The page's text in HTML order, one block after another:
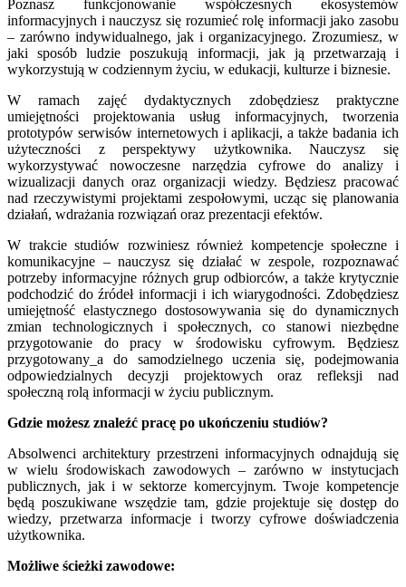
Poznasz funkcjonowanie współczesnych ekosystemów
informacyjnych i nauczysz się rozumieć rolę informacji jako zasobu
– zarówno indywidualnego, jak i organizacyjnego. Zrozumiesz, w
jaki sposób ludzie poszukują informacji, jak ją przetwarzają i
wykorzystują w codziennym życiu, w edukacji, kulturze i biznesie.
W ramach zajęć dydaktycznych zdobędziesz praktyczne
umiejętności projektowania usług informacyjnych, tworzenia
prototypów serwisów internetowych i aplikacji, a także badania ich
użyteczności z perspektywy użytkownika. Nauczysz się
wykorzystywać nowoczesne narzędzia cyfrowe do analizy i
wizualizacji danych oraz organizacji wiedzy. Będziesz pracować
nad rzeczywistymi projektami zespołowymi, ucząc się planowania
działań, wdrażania rozwiązań oraz prezentacji efektów.
W trakcie studiów rozwiniesz również kompetencje społeczne i
komunikacyjne – nauczysz się działać w zespole, rozpoznawać
potrzeby informacyjne różnych grup odbiorców, a także krytycznie
podchodzić do źródeł informacji i ich wiarygodności. Zdobędziesz
umiejętność elastycznego dostosowywania się do dynamicznych
zmian technologicznych i społecznych, co stanowi niezbędne
przygotowanie do pracy w środowisku cyfrowym. Będziesz
przygotowany_a do samodzielnego uczenia się, podejmowania
odpowiedzialnych decyzji projektowych oraz refleksji nad
społeczną rolą informacji w życiu publicznym.
Gdzie możesz znaleźć pracę po ukończeniu studiów?
Absolwenci architektury przestrzeni informacyjnych odnajdują się
w wielu środowiskach zawodowych – zarówno w instytucjach
publicznych, jak i w sektorze komercyjnym. Twoje kompetencje
będą poszukiwane wszędzie tam, gdzie projektuje się dostęp do
wiedzy, przetwarza informacje i tworzy cyfrowe doświadczenia
użytkownika.
Możliwe ścieżki zawodowe: